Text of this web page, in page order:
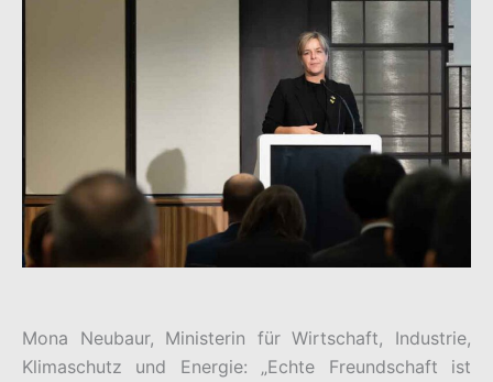
Mona Neubaur, Ministerin für Wirtschaft, Industrie,
Klimaschutz und Energie: „Echte Freundschaft ist